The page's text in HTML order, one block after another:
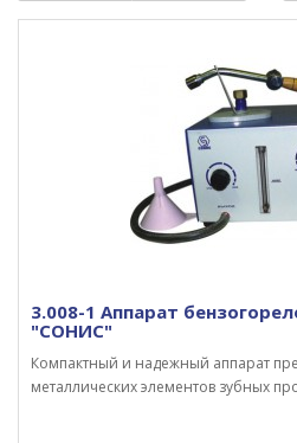
3.008-1 Аппарат
"СОНИС"
Компактный и надежный аппарат
метал­лических элементов зубных